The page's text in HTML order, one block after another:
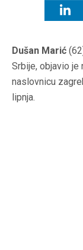
Dušan Marić
Srbije, objavio je
naslovnicu
lipnja.